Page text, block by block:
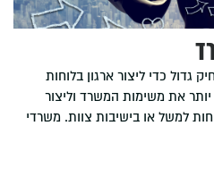
כדי ליצור ארגון בלוחות
את משימות המשרד וליצור
למשל או בישיבות צוות. משרדי